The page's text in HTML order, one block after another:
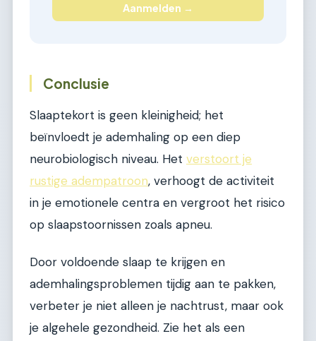
Aanmelden →
Conclusie
Slaaptekort is geen kleinigheid; het
beïnvloedt je ademhaling op een diep
neurobiologisch niveau. Het verstoort je
rustige adempatroon, verhoogt de activiteit
in je emotionele centra en vergroot het risico
op slaapstoornissen zoals apneu.
Door voldoende slaap te krijgen en
ademhalingsproblemen tijdig aan te pakken,
verbeter je niet alleen je nachtrust, maar ook
je algehele gezondheid. Zie het als een